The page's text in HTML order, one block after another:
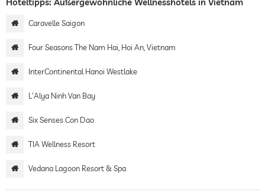
Caravelle Saigon
Four Seasons The Nam Hai, Hoi An, Vietnam
InterContinental Hanoi Westlake
L'Alya Ninh Van Bay
Six Senses Con Dao
TIA Wellness Resort
Vedana Lagoon Resort & Spa